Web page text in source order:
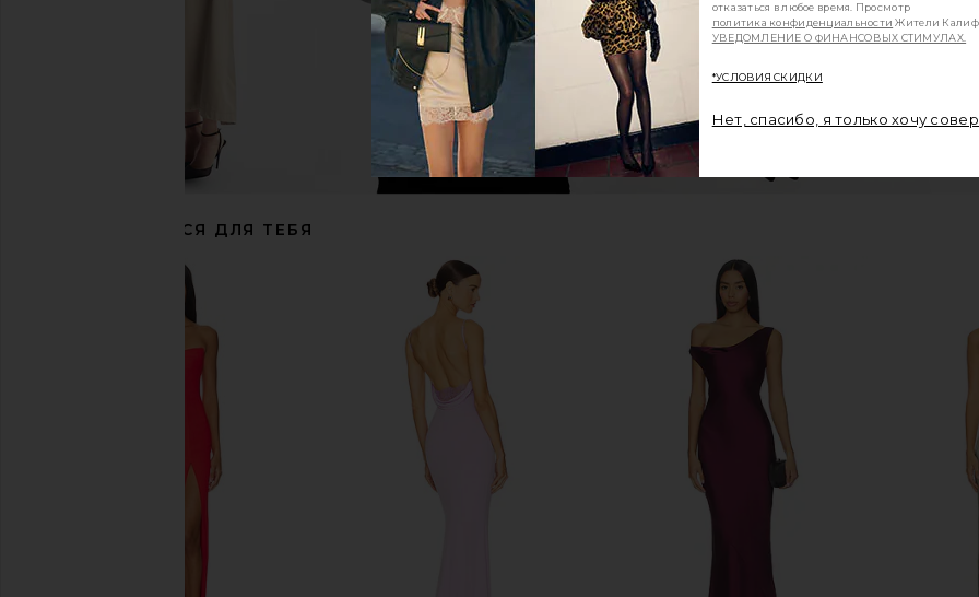
House of Harlow 1960
Amanda Uprichard Ira Maxi Dress in Ink
Amanda Uprichard
Zhivago Beloved Gown in Sage
$470
House of
РЕКОМЕНДУЕТСЯ ДЛЯ ТЕБЯ
отказаться в любое время. Просмотр
политика конфиденциальности Жители
УВЕДОМЛЕНИЕ О ФИНАНСОВЫХ СТИМУЛАХ.
*УСЛОВИЯ СКИДКИ
Нет, спасибо, я только хочу